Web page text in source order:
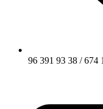
96 391 93 38 / 674